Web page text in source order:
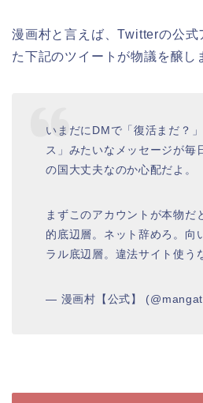
漫画村と言えば、Twitterの公式
た下記のツイートが物議を醸し
いまだにDMで「復活まだ？
ス」みたいなメッセージが毎
の国大丈夫なのか心配だよ。
まずこのアカウントが本物だ
的底辺層。ネット辞めろ。向
ラル底辺層。違法サイト使う
— 漫画村【公式】